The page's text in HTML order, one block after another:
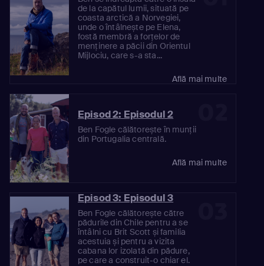
de la capătul lumii, situată pe
coasta arctică a Norvegiei,
unde o întâlnește pe Elena,
fostă membră a forțelor de
menținere a păcii din Orientul
Mijlociu, care s-a sta...
Află mai multe
Episod 2: Episodul 2
Ben Fogle călătorește în munții
din Portugalia centrală.
Află mai multe
Episod 3: Episodul 3
Ben Fogle călătorește către
pădurile din Chile pentru a se
întâlni cu Brit Scott și familia
acestuia și pentru a vizita
cabana lor izolată din pădure,
pe care a construit-o chiar el.